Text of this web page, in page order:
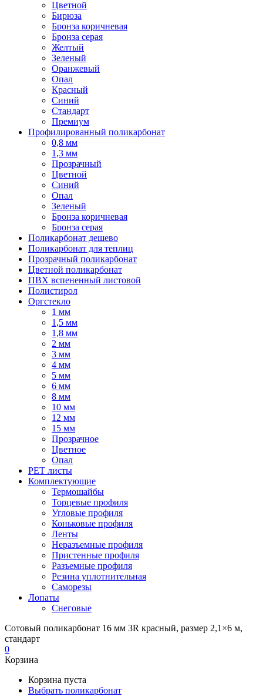
Цветной
Бирюза
Бронза коричневая
Бронза серая
Желтый
Зеленый
Оранжевый
Опал
Красный
Синий
Стандарт
Премиум
Профилированный поликарбонат
0,8 мм
1,3 мм
Прозрачный
Цветной
Синий
Опал
Зеленый
Бронза коричневая
Бронза серая
Поликарбонат дешево
Поликарбонат для теплиц
Прозрачный поликарбонат
Цветной поликарбонат
ПВХ вспененный листовой
Полистирол
Оргстекло
1 мм
1,5 мм
1,8 мм
2 мм
3 мм
4 мм
5 мм
6 мм
8 мм
10 мм
12 мм
15 мм
Прозрачное
Цветное
Опал
PET листы
Комплектующие
Термошайбы
Торцевые профиля
Угловые профиля
Коньковые профиля
Ленты
Неразъемные профиля
Пристенные профиля
Разъемные профиля
Резина уплотнительная
Саморезы
Лопаты
Снеговые
Сотовый поликарбонат 16 мм 3R красный, размер 2,1×6 м,
стандарт
0
Корзина
Корзина пуста
Выбрать поликарбонат